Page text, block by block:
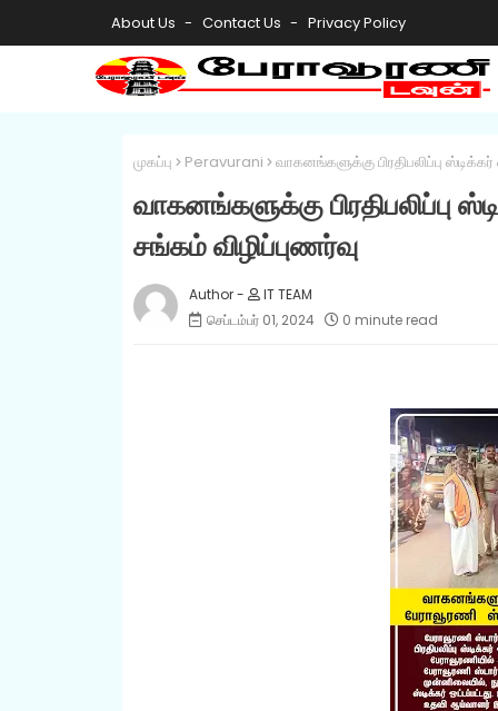
About Us Contact Us Privacy Policy
முகப்பு Peravurani வாகனங்களுக்கு பிரதிபலிப்பு
வாகனங்களுக்கு பிரதிபலிப்பு
சங்கம் விழிப்புணர்வு
IT TEAM
செப்டம்பர் 01, 2024
0 minute read